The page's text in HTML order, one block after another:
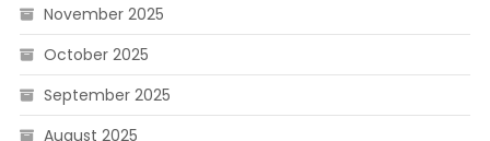
November 2025
October 2025
September 2025
August 2025